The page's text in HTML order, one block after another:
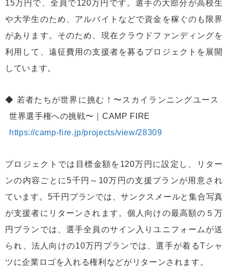
15万円で、全員で120万円です。選手の大部分が高校生
や大学生のため、アルバイトなどで資金を稼ぐのも限界
があります。そのため、現在クラウドファンディングを
利用して、遠征費用の支援者を募るプロジェクトを展開
しています。
若者たちが世界に挑む！〜スカイランニングユース
世界選手権への挑戦〜｜CAMP FIRE
https://camp-fire.jp/projects/view/28309
プロジェクトでは目標金額を120万円に設定し、リター
ンの内容ごとに5千円～10万円の支援プランが用意され
ています。5千円プランでは、サンクスメールと集合写真
が支援者にリターンされます。個人向けの最高額の５万
円プランでは、選手全員のサイン入りユニフォームが送
られ、法人向けの10万円プランでは、選手が着るTシャ
ツに企業ロゴを入れる権利などがリターンされます。